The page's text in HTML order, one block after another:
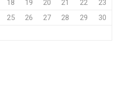
18 19 20 21 22
23
25 26 27 28 29
30